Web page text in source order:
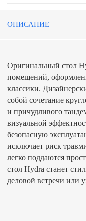
ОПИСАНИЕ
Оригинальный стол
помещений,
классики.
собой сочетание
и причудливого
визуальной
безопасную
исключает риск
легко поддаются
стол Hydra станет
деловой встречи или